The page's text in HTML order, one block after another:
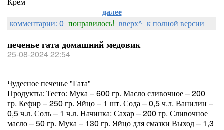
далее
комментарии: 0 понравилось! вверх^ к полной версии
печенье гата домашний медовик
25-08-2024 22:54
Чудесное печенье "Гата"
Продукты: Тесто: Мука – 600 гр. Масло сливочное – 200
гр. Кефир – 250 гр. Яйцо – 1 шт. Сода – 0,5 ч.л. Ванилин –
0,5 ч.л. Соль – 1 ч.л. Начинка: Сахар – 200 гр. Сливочное
масло – 50 гр. Мука – 130 гр. Яйцо для смазки Выход – 1,3